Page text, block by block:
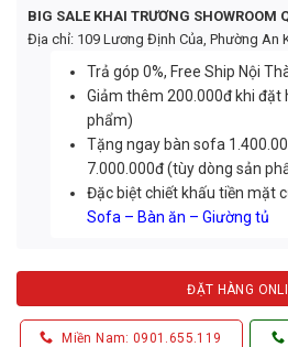
BIG SALE KHAI TRƯƠNG SHOWROOM
Địa chỉ: 109 Lương Định Của, Phường An
Trả góp 0%, Free Ship Nội
Giảm thêm 200.000đ khi đặt
phẩm)
Tặng ngay bàn sofa
7.000.000đ (tùy dòng sản
Đặc biệt chiết khấu tiền mặt
Sofa – Bàn ăn – Giường tủ
ĐẶT HÀNG
Miền Nam: 0901.655.119